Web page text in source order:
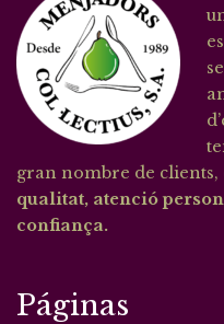
gran nombre de
qualitat, atenció
confiança.
Páginas